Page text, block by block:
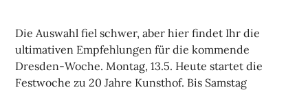
Die Auswahl fiel schwer, aber hier findet Ihr die
ultimativen Empfehlungen für die kommende
Dresden-Woche. Montag, 13.5. Heute startet die
Festwoche zu 20 Jahre Kunsthof. Bis Samstag